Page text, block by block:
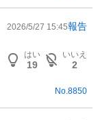
2026/5/27 15:45報告
はい
19
いいえ
2
No.8850